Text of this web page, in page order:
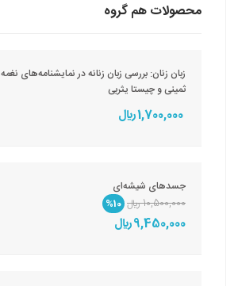
محصولات هم گروه
زبان زنان: بررسی زبان زنانه در نمایشنامه‌های نغمه
ثمینی و چیستا یثربی
1,700,000 ريال
جسدهای شیشه‌ای
10,500,000 ريال
%10
9,450,000 ريال